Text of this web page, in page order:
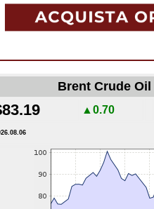
Brent Crude Oil
▲0.70